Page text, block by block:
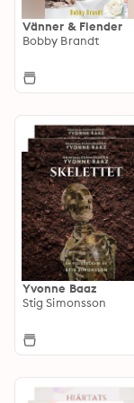
Vänner & Fiender
Bobby Brandt
Yvonne Baaz
Stig Simonsson